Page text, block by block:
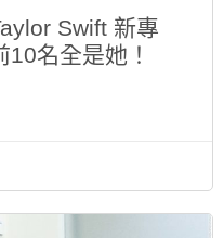
Swift 新專
名全是她！